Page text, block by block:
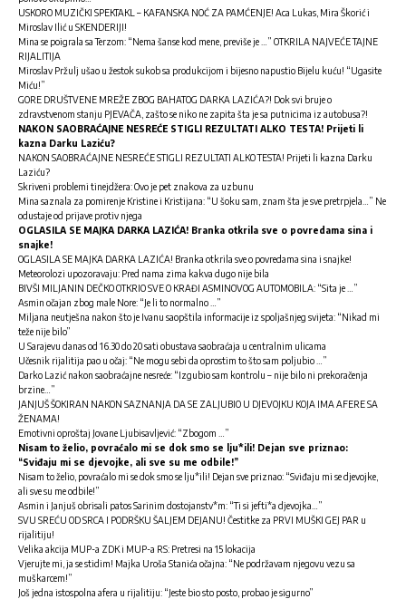
USKORO MUZIČKI SPEKTAKL – KAFANSKA NOĆ ZA PAMĆENJE! Aca Lukas, Mira Škorić i
Miroslav Ilić u SKENDERIJI!
Mina se poigrala sa Terzom: “Nema šanse kod mene, previše je …” OTKRILA NAJVEĆE TAJNE
RIJALITIJA
Miroslav Pržulj ušao u žestok sukob sa produkcijom i bijesno napustio Bijelu kuću! “Ugasite
Miću!”
GORE DRUŠTVENE MREŽE ZBOG BAHATOG DARKA LAZIĆA?! Dok svi bruje o
zdravstvenom stanju PJEVAČA, zašto se niko ne zapita šta je sa putnicima iz autobusa?!
NAKON SAOBRAĆAJNE NESREĆE STIGLI REZULTATI ALKO TESTA! Prijeti li
kazna Darku Laziću?
NAKON SAOBRAĆAJNE NESREĆE STIGLI REZULTATI ALKO TESTA! Prijeti li kazna Darku
Laziću?
Skriveni problemi tinejdžera: Ovo je pet znakova za uzbunu
Mina saznala za pomirenje Kristine i Kristijana: “U šoku sam, znam šta je sve pretrpjela…” Ne
odustaje od prijave protiv njega
OGLASILA SE MAJKA DARKA LAZIĆA! Branka otkrila sve o povredama sina i
snajke!
OGLASILA SE MAJKA DARKA LAZIĆA! Branka otkrila sve o povredama sina i snajke!
Meteorolozi upozoravaju: Pred nama zima kakva dugo nije bila
BIVŠI MILJANIN DEČKO OTKRIO SVE O KRAĐI ASMINOVOG AUTOMOBILA: “Sita je …”
Asmin očajan zbog male Nore: “Je li to normalno …”
Miljana neutješna nakon što je Ivanu saopštila informacije iz spoljašnjeg svijeta: “Nikad mi
teže nije bilo”
U Sarajevu danas od 16.30 do 20 sati obustava saobraćaja u centralnim ulicama
Učesnik rijalitija pao u očaj: “Ne mogu sebi da oprostim to što sam poljubio …”
Darko Lazić nakon saobraćajne nesreće: “Izgubio sam kontrolu – nije bilo ni prekoračenja
brzine…”
JANJUŠ ŠOKIRAN NAKON SAZNANJA DA SE ZALJUBIO U DJEVOJKU KOJA IMA AFERE SA
ŽENAMA!
Emotivni oproštaj Jovane Ljubisavljević: “Zbogom …”
Nisam to želio, povraćalo mi se dok smo se lju*ili! Dejan sve priznao:
“Sviđaju mi se djevojke, ali sve su me odbile!”
Nisam to želio, povraćalo mi se dok smo se lju*ili! Dejan sve priznao: “Sviđaju mi se djevojke,
ali sve su me odbile!”
Asmin i Janjuš obrisali patos Sarinim dostojanstv*m: “Ti si jefti*a djevojka…”
SVU SREĆU OD SRCA I PODRŠKU ŠALJEM DEJANU! Čestitke za PRVI MUŠKI GEJ PAR u
rijalitiju!
Velika akcija MUP-a ZDK i MUP-a RS: Pretresi na 15 lokacija
Vjerujte mi, ja se stidim! Majka Uroša Stanića očajna: “Ne podržavam njegovu vezu sa
muškarcem!”
Još jedna istospolna afera u rijalitiju: “Jeste bio sto posto, probao je sigurno”